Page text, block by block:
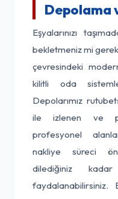
Depolama
Eşyalarınızı
bekletmeniz mi
çevresindeki
kilitli oda
Depolarımız
ile izlenen ve
profesyonel
nakliye süreci
dilediğiniz
faydalanabilirsiniz.